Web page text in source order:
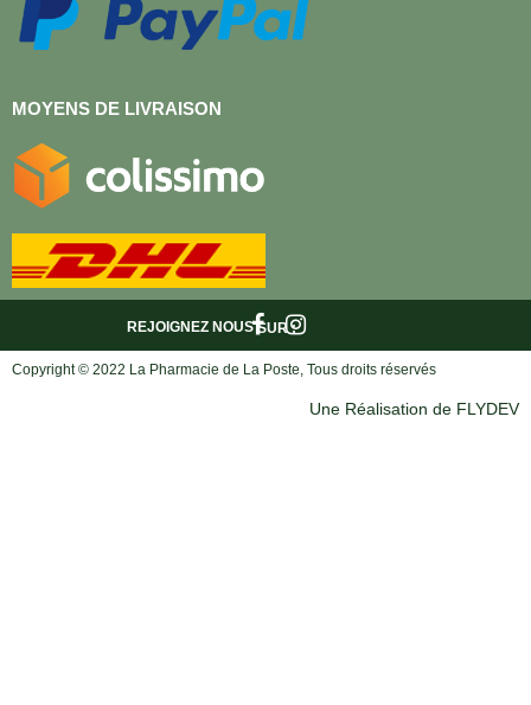
MOYENS DE LIVRAISON
SUR :
REJOIGNEZ NOUS
Copyright © 2022 La Pharmacie de La Poste, Tous droits réservés
Une Réalisation de FLYDEV